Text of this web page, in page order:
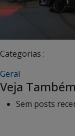
Categorias :
Geral
Veja Também
Sem posts